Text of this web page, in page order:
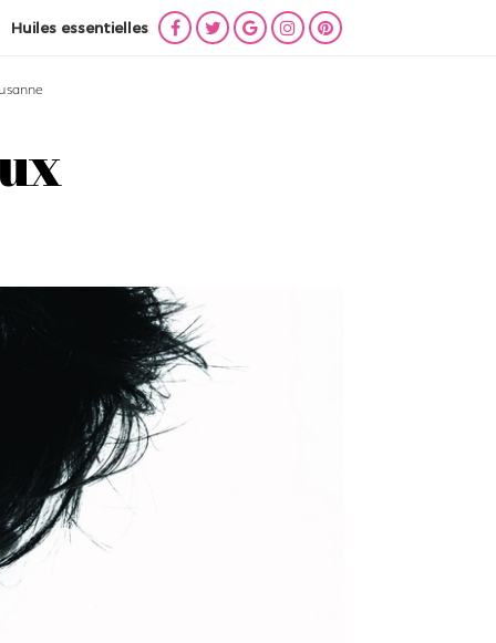
Huiles essentielles
LienLienLienLienLien